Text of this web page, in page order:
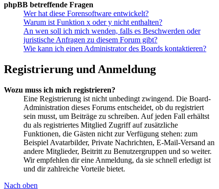
phpBB betreffende Fragen
Wer hat diese Forensoftware entwickelt?
Warum ist Funktion x oder y nicht enthalten?
An wen soll ich mich wenden, falls es Beschwerden oder
juristische Anfragen zu diesem Forum gibt?
Wie kann ich einen Administrator des Boards kontaktieren?
Registrierung und Anmeldung
Wozu muss ich mich registrieren?
Eine Registrierung ist nicht unbedingt zwingend. Die Board-
Administration dieses Forums entscheidet, ob du registriert
sein musst, um Beiträge zu schreiben. Auf jeden Fall erhältst
du als registriertes Mitglied Zugriff auf zusätzliche
Funktionen, die Gästen nicht zur Verfügung stehen: zum
Beispiel Avatarbilder, Private Nachrichten, E-Mail-Versand an
andere Mitglieder, Beitritt zu Benutzergruppen und so weiter.
Wir empfehlen dir eine Anmeldung, da sie schnell erledigt ist
und dir zahlreiche Vorteile bietet.
Nach oben